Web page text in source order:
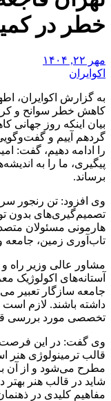
خطر در
مهر ۲۲, ۱۴۰۴
اکوایران
به گزارش اکوایران،
کاهش خطر سوانح و
بیان اینکه روز
گردهم آییم و
را ادامه دهیم، گفت:
پیگیری، ما را به
برساند.
وی افزود: تن رنجور
تصمیم‌گیری‌های بدون
هارمونی مسئولان
تاب‌آوری زمین، جامعه
مشاور عالی وزیر راه
آستانه‌های اکولوژیک
جامعه سازگار تعبیر
داشته باشند. لازم
تخصصی مورد بررسی
وی گفت: در این فرصت
قالب ترمینولوژی هنر
مطرح می‌شود و از آن
شاید در قالب هنر بهتر
مفاهیم کلیدی در